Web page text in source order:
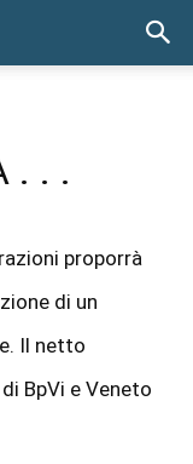
. . .
proporrà
di un
Il netto
BpVi e Veneto